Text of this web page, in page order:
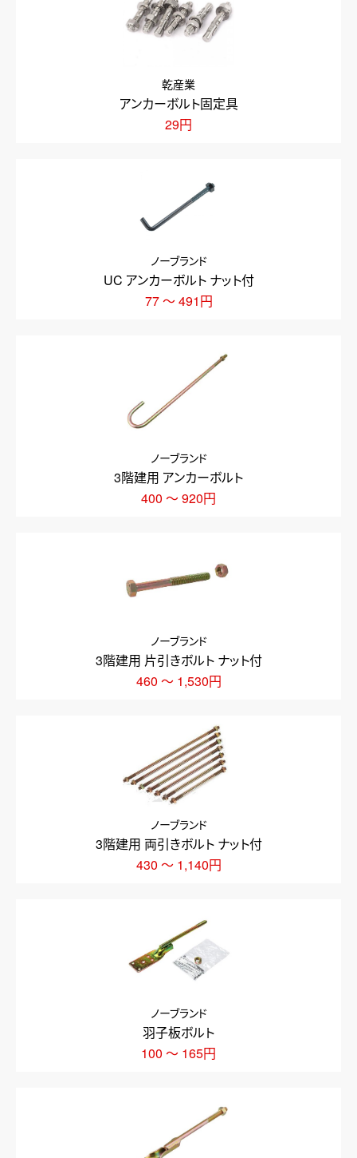
アンカーボルト固定具
乾産業
29円
UC アンカーボルト ナット付
ノーブランド
77 ～ 491円
3階建用 アンカーボルト
ノーブランド
400 ～ 920円
3階建用 片引きボルト ナット付
ノーブランド
460 ～ 1,530円
3階建用 両引きボルト ナット付
ノーブランド
430 ～ 1,140円
羽子板ボルト
ノーブランド
100 ～ 165円